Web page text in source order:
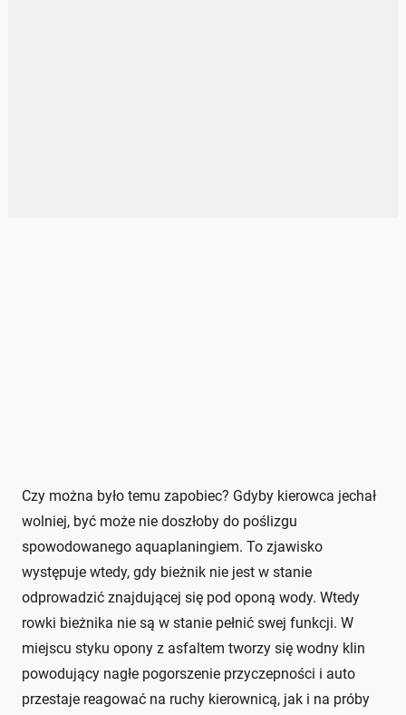
Czy można było temu zapobiec? Gdyby kierowca jechał
wolniej, być może nie doszłoby do poślizgu
spowodowanego aquaplaningiem. To zjawisko
występuje wtedy, gdy bieżnik nie jest w stanie
odprowadzić znajdującej się pod oponą wody. Wtedy
rowki bieżnika nie są w stanie pełnić swej funkcji. W
miejscu styku opony z asfaltem tworzy się wodny klin
powodujący nagłe pogorszenie przyczepności i auto
przestaje reagować na ruchy kierownicą, jak i na próby